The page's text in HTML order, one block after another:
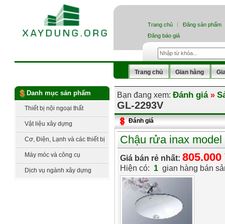
Trang chủ
Đăng sản phẩm
Đăng báo giá
Trang chủ Gian hàng
Danh mục sản phẩm
Thiết bị nội ngoại thất
Vật liệu xây dựng
Cơ, Điện, Lạnh và các thiết bị
công nghệ
Máy móc và công cụ
Dịch vụ ngành xây dựng
Bạn đang xem: Đánh giá »
GL-2293V
Đánh giá
Chậu rửa inax model
Giá bán rẻ nhất:
Hiện có: 1gian hàng bán